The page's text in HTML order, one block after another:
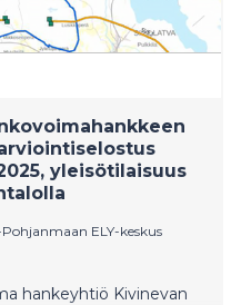
yleisötilaisuus
ELY-keskus
hankeyhtiö Kivinevan